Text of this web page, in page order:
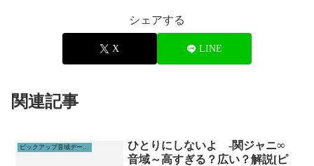
シェアする
X LINE
関連記事
ひとりにしないよ -関ジャニ∞
音域～高すぎる？広い？解説[ピ